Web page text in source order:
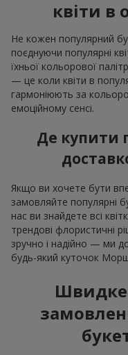
квіти в
Не кожен популярний
поєднуючи популярні
їхньої кольорової
— це коли квіти в
гармоніюють за
емоційному сенсі.
Де купити
Якщо ви хочете бути
замовляйте популярні
нас ви знайдете всі
трендові флористичні
зручно і надійно — ми
будь-який куточок